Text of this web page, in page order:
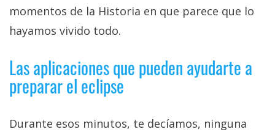
momentos de la Historia en que parece que lo
hayamos vivido todo.
Las aplicaciones que pueden ayudarte a
preparar el eclipse
Durante esos minutos, te decíamos, ninguna